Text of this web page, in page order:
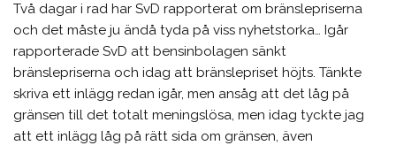
Två dagar i rad har SvD rapporterat om bränslepriserna
och det måste ju ändå tyda på viss nyhetstorka… Igår
rapporterade SvD att bensinbolagen sänkt
bränslepriserna och idag att bränslepriset höjts. Tänkte
skriva ett inlägg redan igår, men ansåg att det låg på
gränsen till det totalt meningslösa, men idag tyckte jag
att ett inlägg låg på rätt sida om gränsen, även